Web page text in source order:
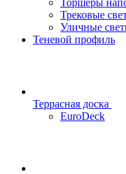
Торшеры
Трековые
Уличные
Теневой профиль
Террасная доска
EuroDeck